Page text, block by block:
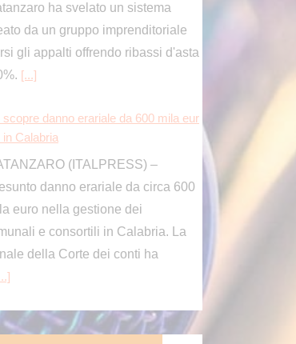
ha svelato un sistema
da un gruppo imprenditoriale
gli appalti offrendo ribassi d'asta
[...]
scopre danno erariale da 600 mila eur
Calabria
(ITALPRESS) –
danno erariale da circa 600
euro nella gestione dei
e consortili in Calabria. La
della Corte dei conti ha